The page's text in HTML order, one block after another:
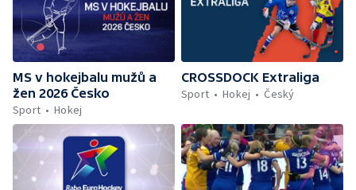
MS v hokejbalu mužů a
žen 2026 Česko
Sport
Hokej
CROSSDOCK Extraliga
Sport
Hokej Český